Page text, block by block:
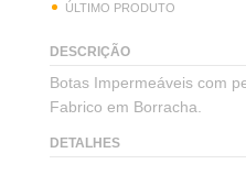
ÚLTIMO PRODUTO
DESCRIÇÃO
Botas Impermeáveis com
Fabrico em Borracha.
DETALHES